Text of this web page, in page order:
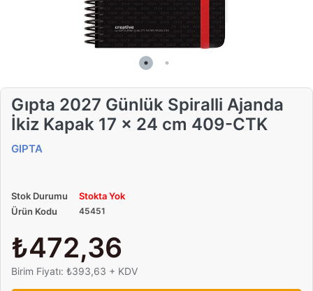
Gıpta 2027 Günlük Spiralli Ajanda
İkiz Kapak 17 x 24 cm 409-CTK
GIPTA
Stok Durumu
Stokta Yok
Ürün Kodu
45451
₺472,36
Birim Fiyatı: ₺393,63 + KDV